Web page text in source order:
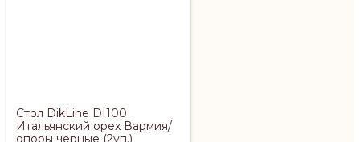
Стол DikLine DI100
Итальянский орех Вармия/
опоры черные (2уп.)